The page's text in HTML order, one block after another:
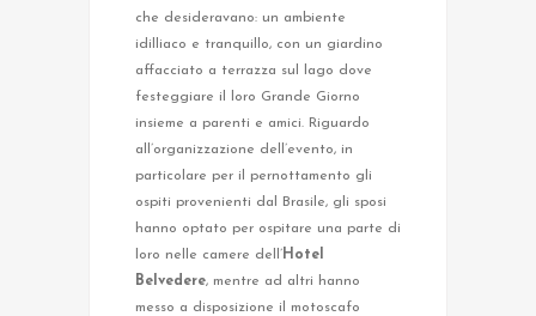
che desideravano: un ambiente
idilliaco e tranquillo, con un giardino
affacciato a terrazza sul lago dove
festeggiare il loro Grande Giorno
insieme a parenti e amici. Riguardo
all’organizzazione dell’evento, in
particolare per il pernottamento gli
ospiti provenienti dal Brasile, gli sposi
hanno optato per ospitare una parte di
loro nelle camere dell’Hotel
Belvedere, mentre ad altri hanno
messo a disposizione il motoscafo